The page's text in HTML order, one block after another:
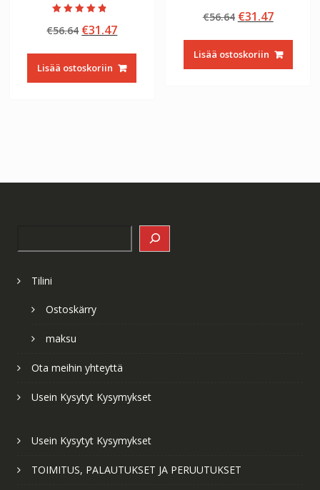
tuotteesta:
4.50
€56.64 Alkuperäinen
oli:
€56.64.
€31.47Nykyinen
on:
€31.47.
Lisää ostoskoriin
tuotteesta:
4.50
€56.64 Alkuperäinen
oli:
€56.64.
€31.47
on:
€31.47.
Lisää ostoskoriin
Tilini
Ostoskärry
maksu
Ota meihin yhteyttä
Usein Kysytyt Kysymykset
Usein Kysytyt Kysymykset
TOIMITUS, PALAUTUKSET JA PERUUTUKSET